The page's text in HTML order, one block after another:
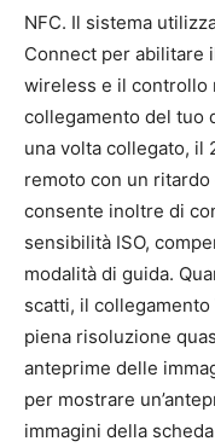
NFC. Il sistema
Connect per abilitare
wireless e il controllo
collegamento del tuo
una volta collegato, il
remoto con un ritardo
consente inoltre di
sensibilità ISO,
modalità di guida.
scatti, il
piena risoluzione
anteprime delle
per mostrare
immagini della